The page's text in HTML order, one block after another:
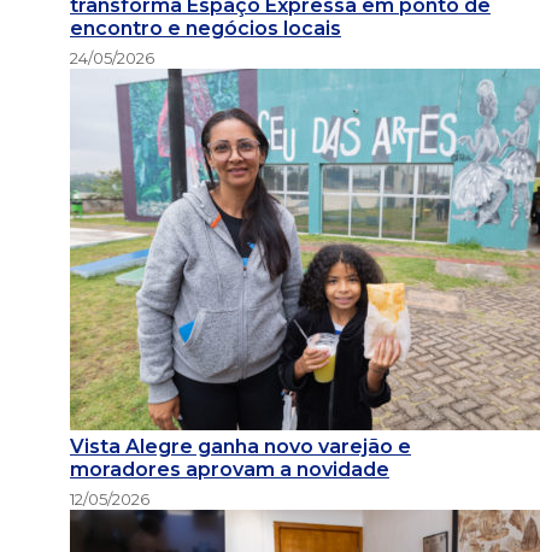
transforma Espaço Expressa em ponto de
encontro e negócios locais
24/05/2026
Vista Alegre ganha novo varejão e
moradores aprovam a novidade
12/05/2026